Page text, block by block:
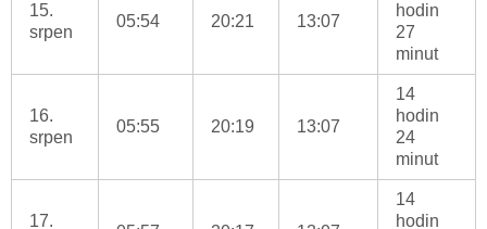
15.
srpen
05:54 20:21 13:07
hodin
27
minut
16.
srpen
05:55 20:19 13:07
14
hodin
24
minut
17.
14
hodin